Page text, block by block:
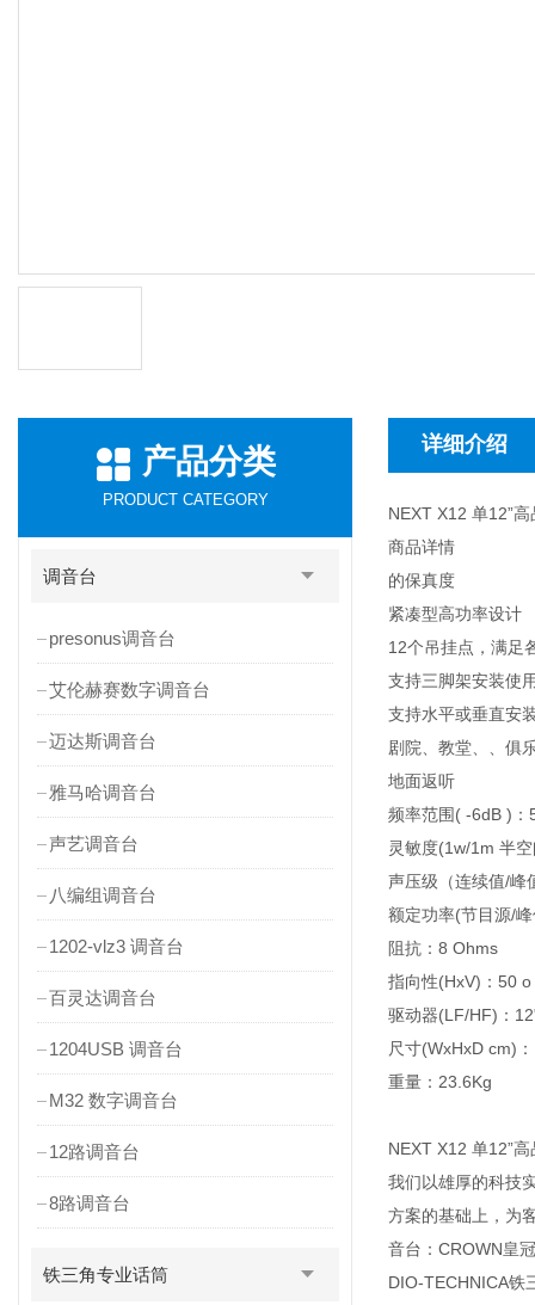
产品分类
PRODUCT CATEGORY
调音台
presonus调音台
艾伦赫赛数字调音台
迈达斯调音台
雅马哈调音台
声艺调音台
八编组调音台
1202-vlz3 调音台
百灵达调音台
1204USB 调音台
M32 数字调音台
12路调音台
8路调音台
铁三角专业话筒
详细介绍
NEXT X12 单12”
商品详情
的保真度
紧凑型高功率设计
12个吊挂点，满足
支持三脚架安装使
支持水平或垂直安
剧院、教堂、、俱
地面返听
频率范围( -6dB )：
灵敏度(1w/1m 半
声压级（连续值/峰
额定功率(节目源/
阻抗：8 Ohms
指向性(HxV)：50
驱动器(LF/HF)：
尺寸(WxHxD cm)
重量：23.6Kg
NEXT X12 单12”
我们以雄厚的科技
方案的基础上，为
音台：CROWN皇
DIO-TECHNICA铁